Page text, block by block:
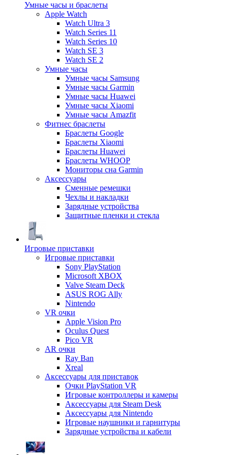
Умные часы и браслеты
Apple Watch
Watch Ultra 3
Watch Series 11
Watch Series 10
Watch SE 3
Watch SE 2
Умные часы
Умные часы Samsung
Умные часы Garmin
Умные часы Huawei
Умные часы Xiaomi
Умные часы Amazfit
Фитнес браслеты
Браслеты Google
Браслеты Xiaomi
Браслеты Huawei
Браслеты WHOOP
Мониторы сна Garmin
Аксессуары
Сменные ремешки
Чехлы и накладки
Зарядные устройства
Защитные пленки и стекла
Игровые приставки
Игровые приставки
Sony PlayStation
Microsoft XBOX
Valve Steam Deck
ASUS ROG Ally
Nintendo
VR очки
Apple Vision Pro
Oculus Quest
Pico VR
AR очки
Ray Ban
Xreal
Аксессуары для приставок
Очки PlayStation VR
Игровые контроллеры и камеры
Аксессуары для Steam Desk
Аксессуары для Nintendo
Игровые наушники и гарнитуры
Зарядные устройства и кабели